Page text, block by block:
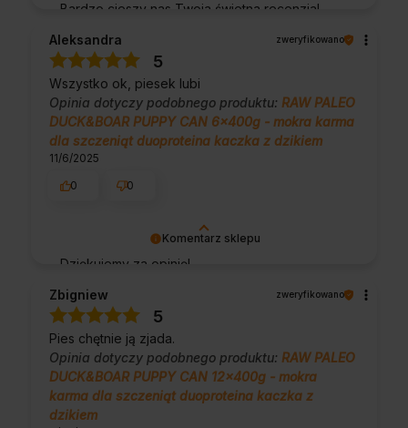
Bardzo cieszy nas Twoja świetna recenzja!
klientów takich jak Ty i jesteśmy zadowoleni,
że nam się udało. Mamy nadzieję, że do nas
wrócisz :) Pozdrawiamy
Komentarz sklepu
Dziękujemy za opinię!
Aleksandra zweryfikowano
5
Wszystko ok, piesek lubi
Opinia dotyczy podobnego produktu: RAW PALEO
DUCK&BOAR PUPPY CAN 6x400g - mokra karma
dla szczeniąt duoproteina kaczka z dzikiem
11/6/2025
0
0
Zbigniew zweryfikowano
5
Pies chętnie ją zjada.
Opinia dotyczy podobnego produktu: RAW PALEO
DUCK&BOAR PUPPY CAN 12x400g - mokra
karma dla szczeniąt duoproteina kaczka z
dzikiem